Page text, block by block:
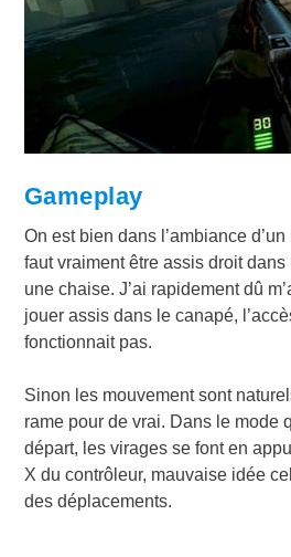
Gameplay
On est bien dans l’ambiance
faut vraiment être assis droit
une chaise. J’ai rapidement dû
jouer assis dans le canapé,
fonctionnait pas.
Sinon les mouvement sont
rame pour de vrai. Dans le mode
départ, les virages se font en
X du contrôleur, mauvaise idée
des déplacements.